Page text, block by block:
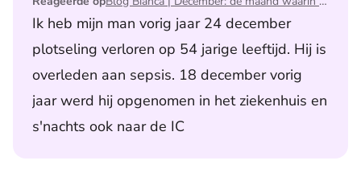
Ik heb mijn man vorig jaar 24 december
plotseling verloren op 54 jarige leeftijd. Hij is
overleden aan sepsis. 18 december vorig
jaar werd hij opgenomen in het ziekenhuis en
s'nachts ook naar de IC